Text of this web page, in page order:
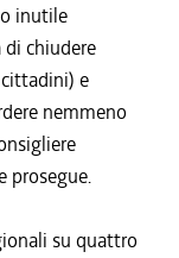
inutile
chiudere
e
nemmeno
prosegue.
su quattro